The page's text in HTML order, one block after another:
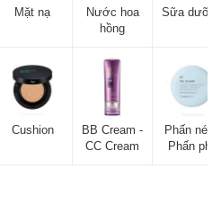
Mặt nạ
Nước hoa
hồng
Sữa
Cushion
BB Cream -
CC Cream
Phấn nén -
Phấn phủ